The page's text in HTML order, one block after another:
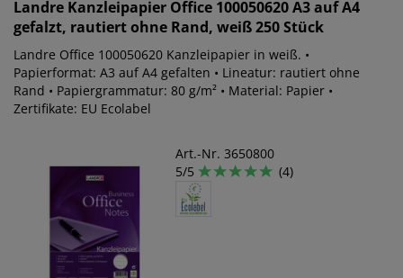
Landre Kanzleipapier Office 100050620 A3 auf A4
gefalzt, rautiert ohne Rand, weiß 250 Stück
Landre Office 100050620 Kanzleipapier in weiß. •
Papierformat: A3 auf A4 gefalten • Lineatur: rautiert ohne
Rand • Papiergrammatur: 80 g/m² • Material: Papier •
Zertifikate: EU Ecolabel
Art.-Nr. 3650800
5/5
(4)